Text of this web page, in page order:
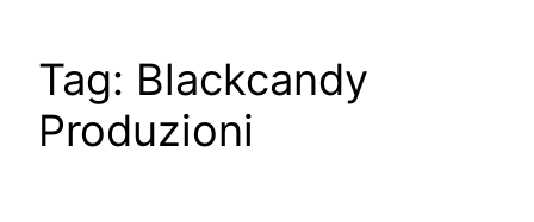
Tag: Blackcandy
Produzioni